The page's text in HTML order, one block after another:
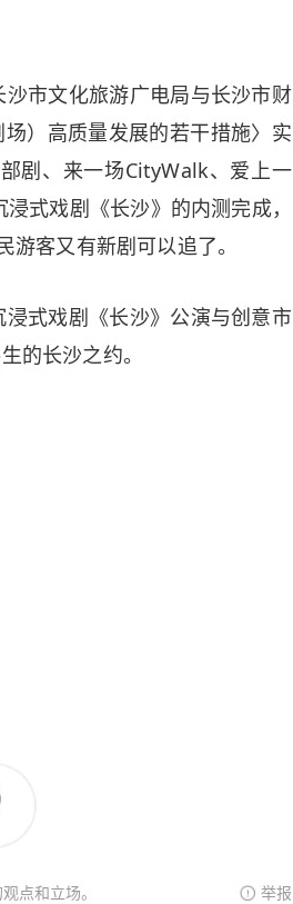
市文化旅游广电局与长沙市财
）高质量发展的若干措施〉实
剧、来一场CityWalk、爱上一
式戏剧《长沙》的内测完成，
游客又有新剧可以追了。
式戏剧《长沙》公演与创意市
的长沙之约。
点和立场。 举报